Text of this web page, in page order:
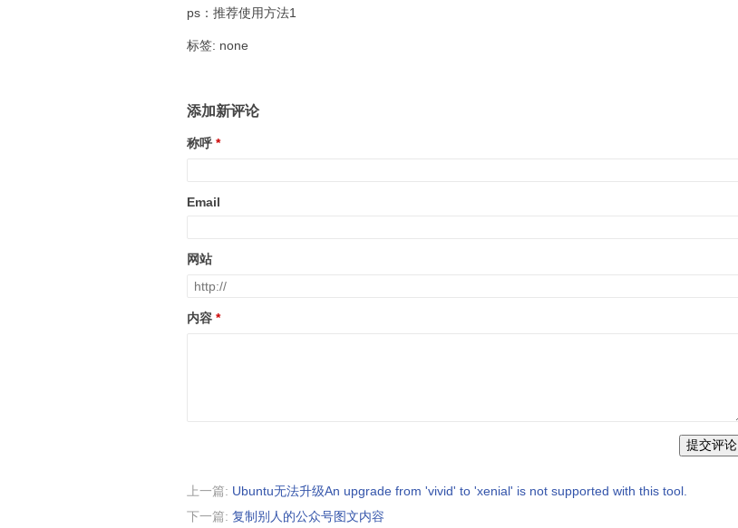
ps：推荐使用方法1
标签: none
添加新评论
称呼
Email
网站
内容
提交评论
上一篇: Ubuntu无法升级An upgrade from 'vivid' to 'xenial' is not supported with this tool.
下一篇: 复制别人的公众号图文内容